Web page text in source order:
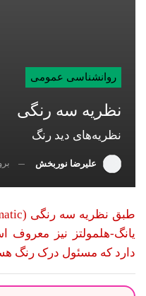
روانشناسی عمومی
نظریه سه رنگی
نظریه‌های دید رنگ
علیرضا نوربخش
یانگ-هلمولتز نیز
دارد که مسئول درک رنگ